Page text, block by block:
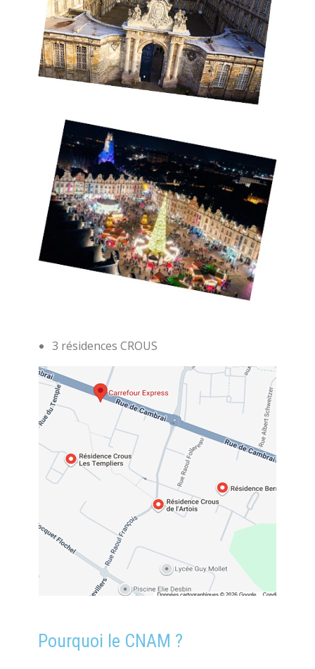
3 résidences CROUS
Pourquoi le CNAM ?